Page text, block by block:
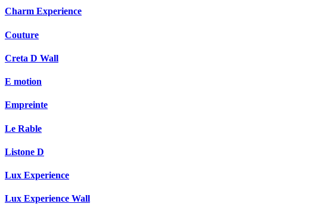
Charm Experience
Couture
Creta D Wall
E motion
Empreinte
Le Rable
Listone D
Lux Experience
Lux Experience Wall